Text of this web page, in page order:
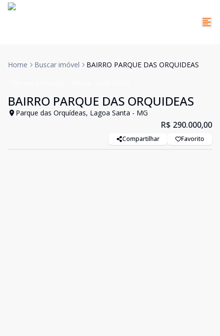
Home Buscar imóvel BAIRRO PARQUE DAS ORQUIDEAS
BAIRRO PARQUE DAS ORQUIDEAS
Parque das Orquídeas, Lagoa Santa - MG
R$ 290.000,00
Compartilhar Favorito